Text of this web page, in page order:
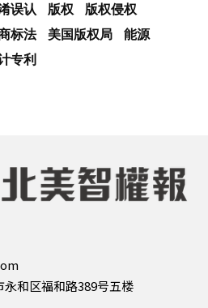
误认 版权
版权侵权
标法 美国版权局
能源
专利
永和区福和路389号五楼